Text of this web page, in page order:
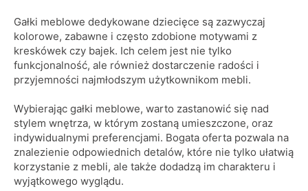
Gałki meblowe dedykowane dziecięce są zazwyczaj
kolorowe, zabawne i często zdobione motywami z
kreskówek czy bajek. Ich celem jest nie tylko
funkcjonalność, ale również dostarczenie radości i
przyjemności najmłodszym użytkownikom mebli.
Wybierając gałki meblowe, warto zastanowić się nad
stylem wnętrza, w którym zostaną umieszczone, oraz
indywidualnymi preferencjami. Bogata oferta pozwala na
znalezienie odpowiednich detalów, które nie tylko ułatwią
korzystanie z mebli, ale także dodadzą im charakteru i
wyjątkowego wyglądu.